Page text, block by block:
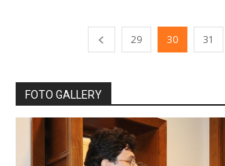
29 30 31
FOTO GALLERY